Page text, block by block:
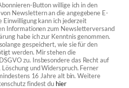
Button willige ich in den
Newslettern an die angegebene E-
Einwilligung kann ich jederzeit
Informationen zum Newsletterversand
habe ich zur Kenntnis genommen.
gespeichert, wie sie für den
werden. Mir stehen die
zu. Insbesondere das Recht auf
und Widerspruch. Ferner
16 Jahre alt bin. Weitere
findest du hier